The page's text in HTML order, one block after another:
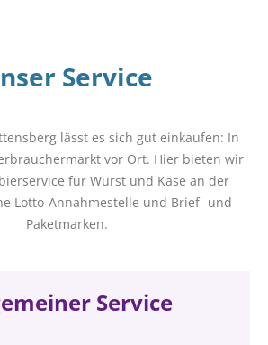
Service
lässt es sich gut einkaufen: In
vor Ort. Hier bieten wir
für Wurst und Käse an der
Lotto-Annahmestelle und Brief- und
Paketmarken.
Service